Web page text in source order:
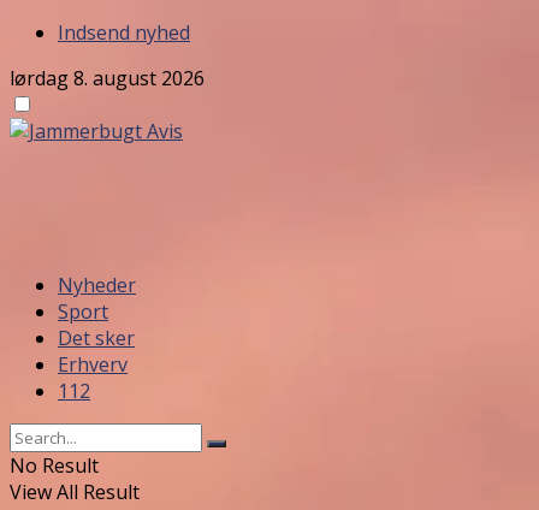
Indsend nyhed
lørdag 8. august 2026
Nyheder
Sport
Det sker
Erhverv
112
No Result
View All Result